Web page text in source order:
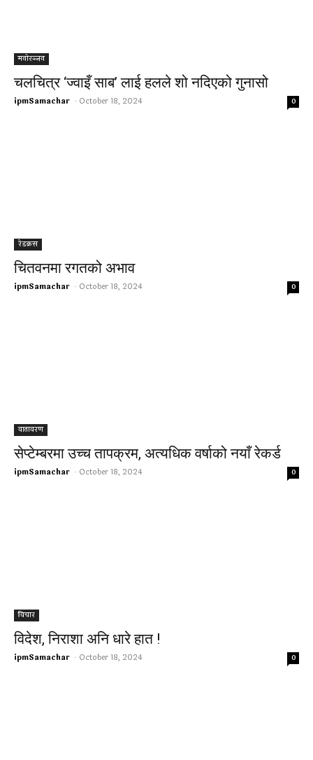
मनोरञ्जन
चलचित्र ‘ज्वाइँ साब’ लाई हलले शो नदिएको गुनासो
ipmSamachar - October 18, 2024 0
रेडक्रस
चितवनमा रगतको अभाव
ipmSamachar - October 18, 2024 0
वातावरण
सेप्टेम्बरमा उच्च तापक्रम, अत्यधिक वर्षाको नयाँ रेकर्ड
ipmSamachar - October 18, 2024 0
विचार
विदेश, निराशा अनि धारे हात !
ipmSamachar - October 18, 2024 0